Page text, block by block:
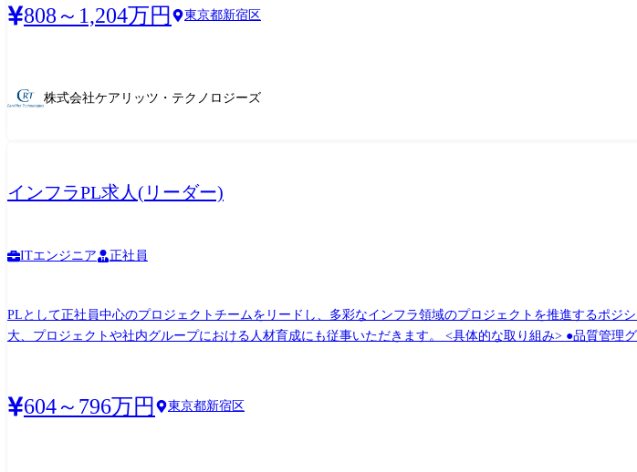
み、各部門責任者に対し、適切な提案、報告、相談、分析 ・担当プロダクトの課題管理、ビジネス業務分析
ム開発部隊と共にシステム要件定義書作成、指摘対応、経営層への報告書類作成支援 ●お客様のアカウントマネージャーとしてプロジェクト横断での開発支援、見えないニーズの発掘や新
び会社の定める業務全般
808～1,204万円 東京都新宿区
株式会社ケアリッツ・テクノロジーズ
インフラPL求人(リーダー)
ITエンジニア 正社員
PLとして正社員中心のプロジェクトチームをリードし、多彩なインフラ領域のプロジェクトを推進するポジ
大、プロジェクトや社内グループにおける人材育成にも従事いただきます。 <具体的な取り組み> ●品質管理グループ シニアマネージャー以上が在籍する品質管理グループでは、全社横断的
会をつくっています。 現状IT化を「目的」としたサービス提供に留まってしまうプロジェクトも正直見られ、そこが大きな課題に感じております。しかし、今後においては、錯覚すること
なくIT化を「手段」として捉えて企画・提案し、お客様の課題解決を実現できる再現性の高い組織に変革を
604～796万円 東京都新宿区